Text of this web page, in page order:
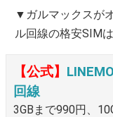
▼ガルマックスが
ル回線の格安SIM
【公式】
回線
3GBまで990円、